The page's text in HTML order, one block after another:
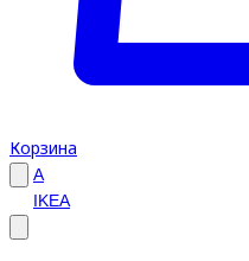
Корзина
A
IKEA